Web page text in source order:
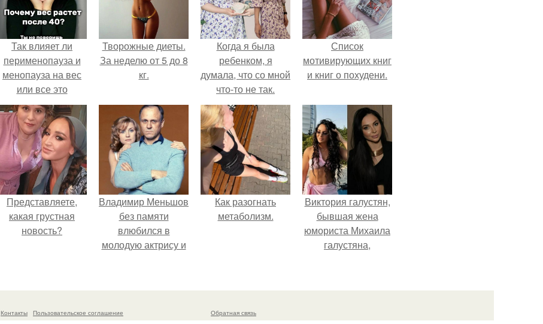
Так влияет ли
перименопауза и
менопауза на вес
или все это
ерунда?
Творожные диеты.
За неделю от 5 до 8
кг.
Когда я была
ребенком, я
думала, что со мной
что-то не так.
Список
мотивирующих книг
и книг о похудени.
Представляете,
какая грустная
новость?
Владимир Меньшов
без памяти
влюбился в
молодую актрису и
неё.
Как разогнать
метаболизм.
Виктория галустян,
бывшая жена
юмориста Михаила
галустяна,
последствиях
Контакты
Пользовательское соглашение
Обратная связь